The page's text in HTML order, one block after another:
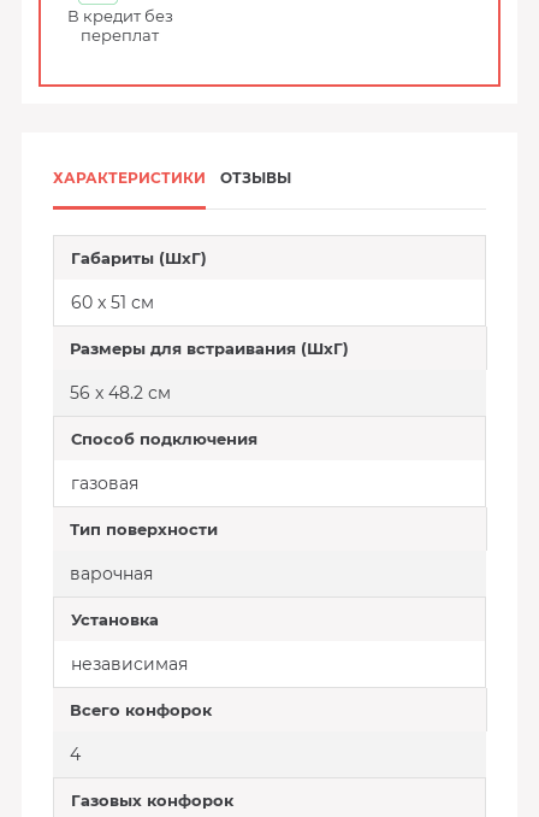
В кредит без
переплат
ХАРАКТЕРИСТИКИ ОТЗЫВЫ
Габариты (ШхГ)
60 x 51 см
Размеры для встраивания (ШхГ)
56 x 48.2 см
Способ подключения
газовая
Тип поверхности
варочная
Установка
независимая
Всего конфорок
4
Газовых конфорок